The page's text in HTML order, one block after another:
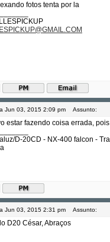
fotos tenta por la
Jun 03, 2015 2:09 pm Assunto:
estar fazendo coisa errada,
D-20CD - NX-400 falcon -
Jun 03, 2015 2:31 pm Assunto:
D20 César, Abraços